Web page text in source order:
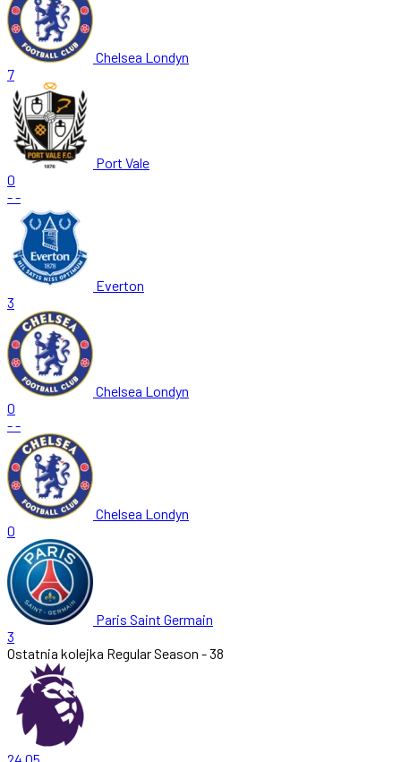
Chelsea Londyn
7
Port Vale
0
--
Everton
3
Chelsea Londyn
0
--
Chelsea Londyn
0
Paris Saint Germain
3
Ostatnia kolejka Regular Season - 38